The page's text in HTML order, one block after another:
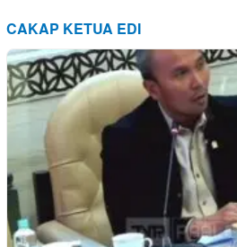
CAKAP KETUA EDI